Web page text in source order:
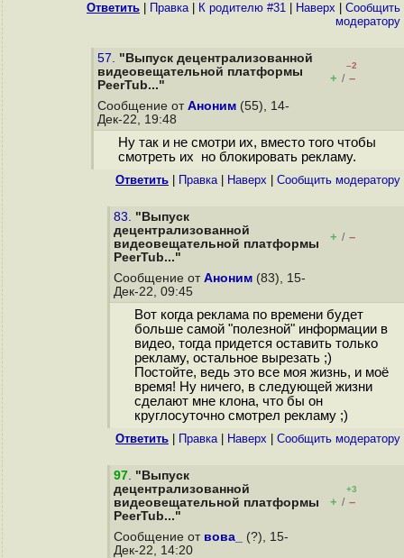
Ответить Правка| К родителю #31 Наверх
Cообщить
модератору
57. "Выпуск децентрализованной
видеовещательной платформы
PeerTub..."
–2
+ / –
Сообщение от Аноним (55), 14-
Дек-22, 19:48
Ну так и не смотри их, вместо того чтобы
смотреть их но блокировать рекламу.
Ответить Правка| Наверх Cообщить модератору
83. "Выпуск
децентрализованной
видеовещательной платформы
PeerTub..."
+ / –
Сообщение от Аноним (83), 15-
Дек-22, 09:45
Вот когда реклама по времени будет
больше самой "полезной" информации в
видео, тогда придется оставить только
рекламу, остальное вырезать ;)
Постойте, ведь это все моя жизнь, и моё
время! Ну ничего, в следующей жизни
сделают мне клона, что бы он
круглосуточно смотрел рекламу ;)
Ответить Правка| Наверх Cообщить модератору
97. "Выпуск
децентрализованной
видеовещательной платформы
PeerTub..."
+3
+ / –
Сообщение от вова_
(?), 15-
Дек-22, 14:20